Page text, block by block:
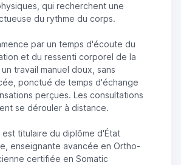
qui recherchent une
du rythme du corps.
par un temps d'écoute du
et du ressenti corporel de la
travail manuel doux, sans
ponctué de temps d'échange
perçues. Les consultations
se dérouler à distance.
est titulaire du diplôme d'État
enseignante avancée en Ortho-
certifiée en Somatic